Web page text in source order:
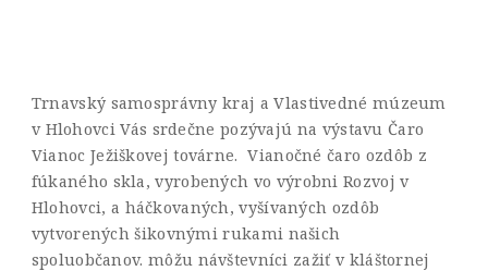
Trnavský samosprávny kraj a Vlastivedné múzeum
v Hlohovci Vás srdečne pozývajú na výstavu Čaro
Vianoc Ježiškovej továrne. Vianočné čaro ozdôb z
fúkaného skla, vyrobených vo výrobni Rozvoj v
Hlohovci, a háčkovaných, vyšívaných ozdôb
vytvorených šikovnými rukami našich
spoluobčanov. môžu návštevníci zažiť v kláštornej